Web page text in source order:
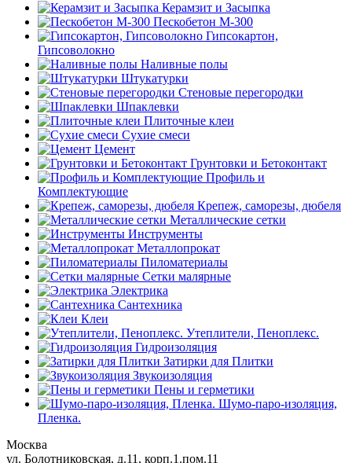
Керамзит и Засыпка
Пескобетон М-300
Гипсокартон,
Гипсоволокно
Наливные полы
Штукатурки
Стеновые перегородки
Шпаклевки
Плиточные клеи
Сухие смеси
Цемент
Грунтовки и Бетоконтакт
Профиль и
Комплектующие
Крепеж, саморезы, дюбеля
Металлические сетки
Инструменты
Металлопрокат
Пиломатериалы
Сетки малярные
Электрика
Сантехника
Клеи
Утеплители, Пеноплекс.
Гидроизоляция
Затирки для Плитки
Звукоизоляция
Пены и герметики
Шумо-паро-изоляция,
Пленка.
Москва
ул. Болотниковская, д.11, корп.1.пом.11